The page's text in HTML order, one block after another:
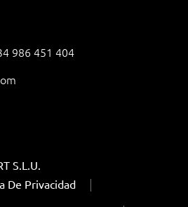
986 451 404
S.L.U.
De Privacidad